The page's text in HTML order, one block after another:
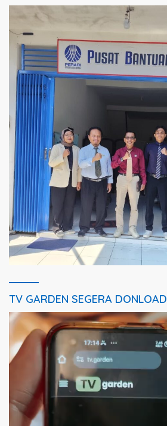
TV GARDEN SEGERA DONLOAD
Pemutar
Video